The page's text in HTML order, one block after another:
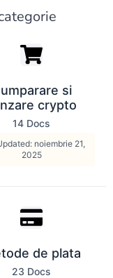
si
crypto
14 Docs
noiembrie 21,
2025
de plata
23 Docs